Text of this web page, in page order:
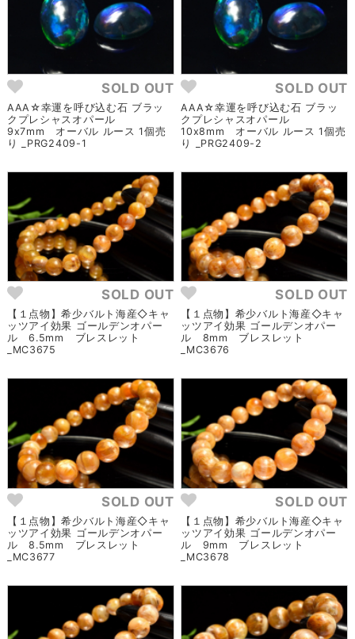
SOLD OUT
AAA☆幸運を呼び込む石 ブラッ
クプレシャスオパール
9x7mm オーバル ルース 1個売
り _PRG2409-1
SOLD OUT
AAA☆幸運を呼び込む石 ブラッ
クプレシャスオパール
10x8mm オーバル ルース 1個売
り _PRG2409-2
SOLD OUT
【１点物】希少バルト海産◇キャ
ッツアイ効果 ゴールデンオパー
ル 6.5mm ブレスレット
_MC3675
SOLD OUT
【１点物】希少バルト海産◇キャ
ッツアイ効果 ゴールデンオパー
ル 8mm ブレスレット
_MC3676
SOLD OUT
【１点物】希少バルト海産◇キャ
ッツアイ効果 ゴールデンオパー
ル 8.5mm ブレスレット
_MC3677
SOLD OUT
【１点物】希少バルト海産◇キャ
ッツアイ効果 ゴールデンオパー
ル 9mm ブレスレット
_MC3678